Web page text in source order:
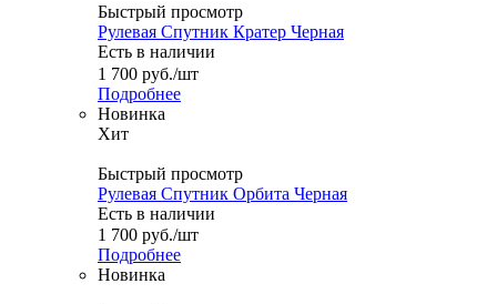
Быстрый просмотр
Рулевая Спутник Кратер Черная
Есть в наличии
1 700 руб./шт
Подробнее
Новинка
Хит
Быстрый просмотр
Рулевая Спутник Орбита Черная
Есть в наличии
1 700 руб./шт
Подробнее
Новинка